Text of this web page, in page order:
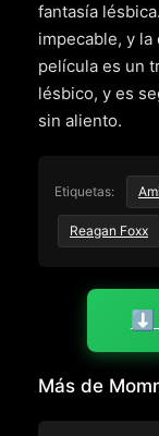
fantasía
impecable, y
película es un
lésbico, y es
sin aliento.
Etiquetas:
Reagan Foxx
⬇️
Más de